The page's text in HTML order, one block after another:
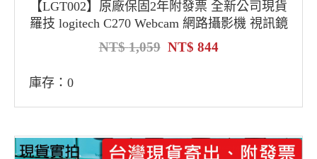
【LGT002】原廠保固2年附發票 全新公司現貨
羅技 logitech C270 Webcam 網路攝影機 視訊鏡
頭麥克風
1,059 844
庫存：0